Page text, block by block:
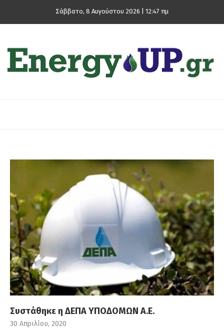
Σάββατο, 8 Αυγούστου 2026 | 12:47 πμ
Συστάθηκε η ΔΕΠΑ ΥΠΟΔΟΜΩΝ Α.Ε.
30 Απριλίου, 2020